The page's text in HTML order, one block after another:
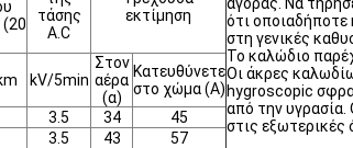
τάσης
A.C
εκτίμηση
kV/5min
Στον
αέρα
(α)
Κατευθύνετε
στο χώμα (Α)
3.5 34
45
3.5 43
57
ότι
στη γενικές
Το καλώδιο
Οι άκρες
hygroscopic
από την υγρασία.
στις